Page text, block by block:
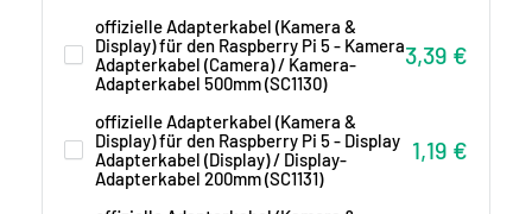
offizielle Adapterkabel (Kamera &
Display) für den Raspberry Pi 5 - Kamera
Adapterkabel (Camera) / Kamera-
Adapterkabel 500mm (SC1130)
Sonderpreis
3,39 €
offizielle Adapterkabel (Kamera &
Display) für den Raspberry Pi 5 - Display
Adapterkabel (Display) / Display-
Adapterkabel 200mm (SC1131)
1,19 €